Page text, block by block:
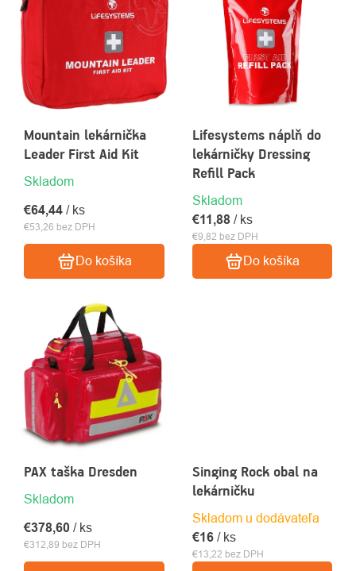
Mountain lekárnička
Leader First Aid Kit
Skladom
€53,26 bez DPH
€64,44 / ks
Do košíka
Lifesystems náplň do
lekárničky Dressing
Refill Pack
Skladom
€9,82 bez DPH
€11,88 / ks
Do košíka
PAX taška Dresden
Skladom
€312,89 bez DPH
€378,60 / ks
Singing Rock obal na
lekárničku
Skladom u dodávateľa
€13,22 bez DPH
€16 / ks